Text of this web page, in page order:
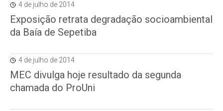
4 de julho de 2014
Exposição retrata degradação socioambiental
da Baía de Sepetiba
4 de julho de 2014
MEC divulga hoje resultado da segunda
chamada do ProUni